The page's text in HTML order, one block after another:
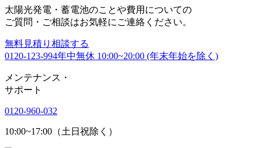
太陽光発電・蓄電池のことや費用についての
ご質問・ご相談はお気軽にご連絡ください。
無料見積り相談する
0120-123-994年中無休 10:00~20:00 (年末年始を除く)
メンテナンス ・
サポート
0120-960-032
10:00~17:00（土日祝除く）